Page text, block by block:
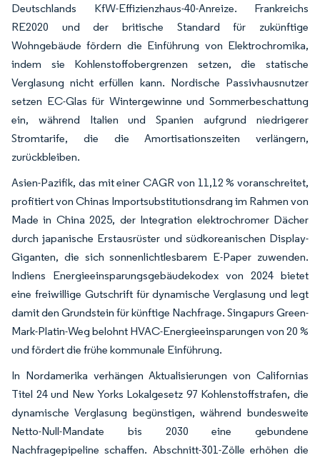
Deutschlands KfW-Effizienzhaus-40-Anreize. Frankreichs
RE2020 und der britische Standard für zukünftige
Wohngebäude fördern die Einführung von Elektrochromika,
indem sie Kohlenstoffobergrenzen setzen, die statische
Verglasung nicht erfüllen kann. Nordische Passivhausnutzer
setzen EC-Glas für Wintergewinne und Sommerbeschattung
ein, während Italien und Spanien aufgrund niedrigerer
Stromtarife, die die Amortisationszeiten verlängern,
zurückbleiben.
Asien-Pazifik, das mit einer CAGR von 11,12 % voranschreitet,
profitiert von Chinas Importsubstitutionsdrang im Rahmen von
Made in China 2025, der Integration elektrochromer Dächer
durch japanische Erstausrüster und südkoreanischen Display-
Giganten, die sich sonnenlichtlesbarem E-Paper zuwenden.
Indiens Energieeinsparungsgebäudekodex von 2024 bietet
eine freiwillige Gutschrift für dynamische Verglasung und legt
damit den Grundstein für künftige Nachfrage. Singapurs Green-
Mark-Platin-Weg belohnt HVAC-Energieeinsparungen von 20 %
und fördert die frühe kommunale Einführung.
In Nordamerika verhängen Aktualisierungen von Californias
Titel 24 und New Yorks Lokalgesetz 97 Kohlenstoffstrafen, die
dynamische Verglasung begünstigen, während bundesweite
Netto-Null-Mandate bis 2030 eine gebundene
Nachfragepipeline schaffen. Abschnitt-301-Zölle erhöhen die